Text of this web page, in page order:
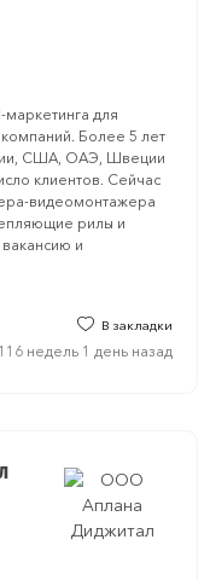
для
Более 5 лет
США, ОАЭ, Швеции
клиентов. Сейчас
видеомонтажера
рилы и
и
В закладки
116 недель 1 день назад